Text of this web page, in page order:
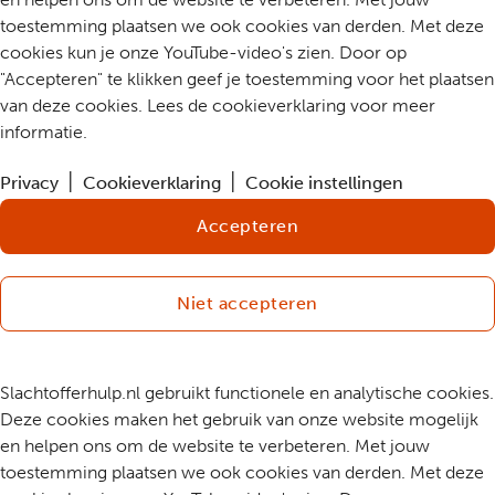
toestemming plaatsen we ook cookies van derden. Met deze
cookies kun je onze YouTube-video's zien. Door op
"Accepteren" te klikken geef je toestemming voor het plaatsen
van deze cookies. Lees de cookieverklaring voor meer
informatie.
Privacy Cookieverklaring Cookie instellingen
Accepteren
Niet accepteren
Slachtofferhulp.nl gebruikt functionele en analytische cookies.
Deze cookies maken het gebruik van onze website mogelijk
en helpen ons om de website te verbeteren. Met jouw
toestemming plaatsen we ook cookies van derden. Met deze